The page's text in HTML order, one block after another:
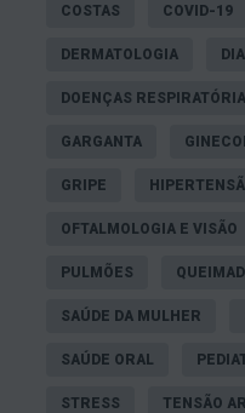
COSTAS COVID-19
DERMATOLOGIA
DOENÇAS
GARGANTA
GRIPE
OFTALMOLOGIA E VISÃO
PULMÕES
SAÚDE DA MULHER
SAÚDE ORAL
STRESS TENSÃO